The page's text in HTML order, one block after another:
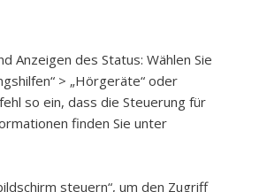
Anzeigen des Status: Wählen Sie
> „Hörgeräte“ oder
so ein, dass die Steuerung für
finden Sie unter
steuern“, um den Zugriff